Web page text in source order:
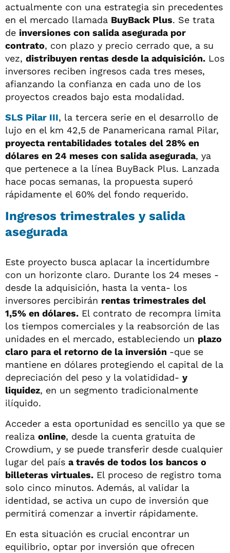
actualmente con una estrategia sin precedentes
en el mercado llamada BuyBack Plus. Se trata
de inversiones con salida asegurada por
contrato, con plazo y precio cerrado que, a su
vez, distribuyen rentas desde la adquisición. Los
inversores reciben ingresos cada tres meses,
afianzando la confianza en cada uno de los
proyectos creados bajo esta modalidad.
SLS Pilar III, la tercera serie en el desarrollo de
lujo en el km 42,5 de Panamericana ramal Pilar,
proyecta rentabilidades totales del 28% en
dólares en 24 meses con salida asegurada, ya
que pertenece a la línea BuyBack Plus. Lanzada
hace pocas semanas, la propuesta superó
rápidamente el 60% del fondo requerido.
Ingresos trimestrales y salida
asegurada
Este proyecto busca aplacar la incertidumbre
con un horizonte claro. Durante los 24 meses -
desde la adquisición, hasta la venta- los
inversores percibirán rentas trimestrales del
1,5% en dólares. El contrato de recompra limita
los tiempos comerciales y la reabsorción de las
unidades en el mercado, estableciendo un plazo
claro para el retorno de la inversión -que se
mantiene en dólares protegiendo el capital de la
depreciación del peso y la volatididad- y
liquidez, en un segmento tradicionalmente
ilíquido.
Acceder a esta oportunidad es sencillo ya que se
realiza online, desde la cuenta gratuita de
Crowdium, y se puede transferir desde cualquier
lugar del país a través de todos los bancos o
billeteras virtuales. El proceso de registro toma
solo cinco minutos. Además, al validar la
identidad, se activa un cupo de inversión que
permitirá comenzar a invertir rápidamente.
En esta situación es crucial encontrar un
equilibrio, optar por inversión que ofrecen